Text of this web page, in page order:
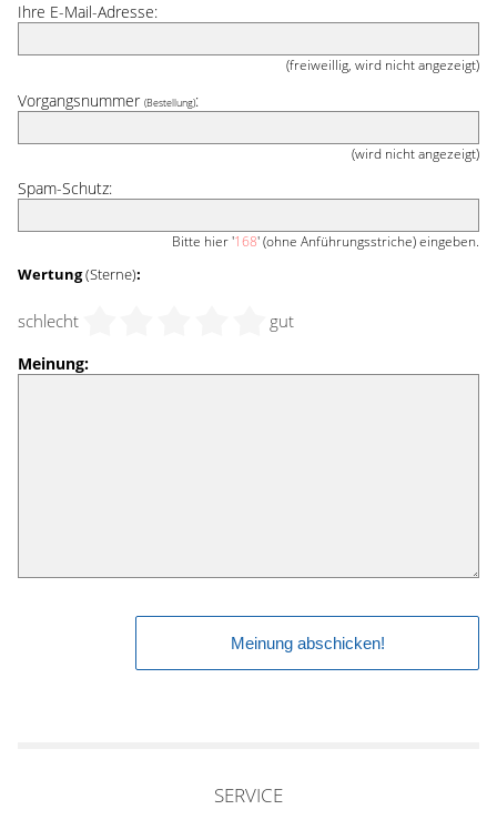
Ihre E-Mail-Adresse:
(freiweillig, wird nicht angezeigt)
Vorgangsnummer (Bestellung):
(wird nicht angezeigt)
Spam-Schutz:
Bitte hier '168' (ohne Anführungsstriche) eingeben.
Wertung(Sterne):
schlecht gut
Meinung:
SERVICE